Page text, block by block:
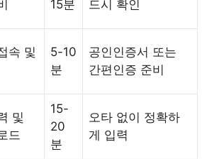
15분
드시 확인
속 및
5-10
분
공인인증서 또는
간편인증 준비
및
드
15-
20
분
오타 없이 정확하
게 입력